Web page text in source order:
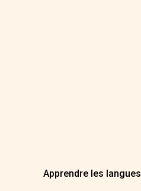
Apprendre les langues